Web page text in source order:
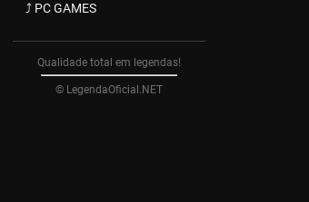
⤴ PC GAMES
Qualidade total em legendas!
© LegendaOficial.NET